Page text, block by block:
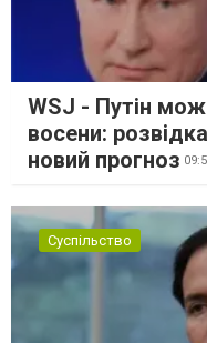
WSJ - Путін
восени:
новий прогноз
Суспільство